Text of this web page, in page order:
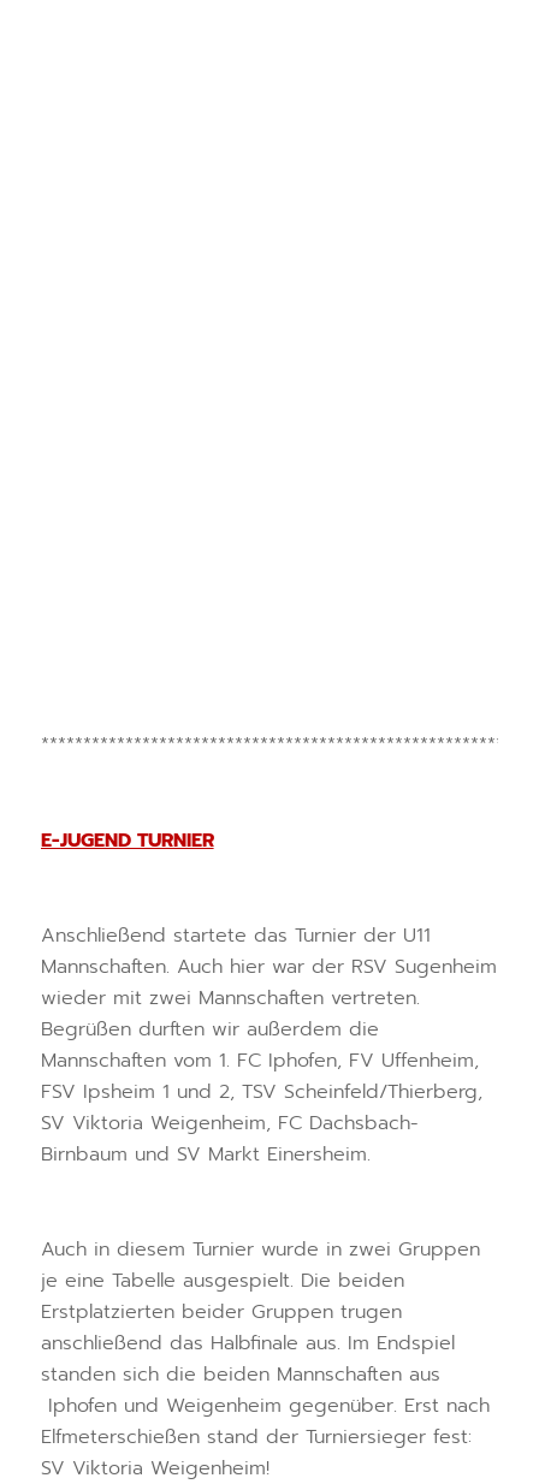
E-JUGEND TURNIER
Anschließend startete das Turnier der U11
Mannschaften. Auch hier war der RSV Sugenheim
wieder mit zwei Mannschaften vertreten.
Begrüßen durften wir außerdem die
Mannschaften vom 1. FC Iphofen, FV Uffenheim,
FSV Ipsheim 1 und 2, TSV Scheinfeld/Thierberg,
SV Viktoria Weigenheim, FC Dachsbach-
Birnbaum und SV Markt Einersheim.
Auch in diesem Turnier wurde in zwei Gruppen
je eine Tabelle ausgespielt. Die beiden
Erstplatzierten beider Gruppen trugen
anschließend das Halbfinale aus. Im Endspiel
standen sich die beiden Mannschaften aus
Iphofen und Weigenheim gegenüber. Erst nach
Elfmeterschießen stand der Turniersieger fest:
SV Viktoria Weigenheim!